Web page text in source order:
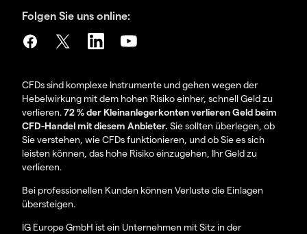
Folgen Sie uns online:
CFDs sind komplexe Instrumente und gehen wegen der
Hebelwirkung mit dem hohen Risiko einher, schnell Geld zu
verlieren.72 % der Kleinanlegerkonten verlieren Geld beim
CFD-Handel mit diesem Anbieter. Sie sollten überlegen, ob
Sie verstehen, wie CFDs funktionieren, und ob Sie es sich
leisten können, das hohe Risiko einzugehen, Ihr Geld zu
verlieren.
Bei professionellen Kunden können Verluste die Einlagen
übersteigen.
IG Europe GmbH ist ein Unternehmen mit Sitz in der